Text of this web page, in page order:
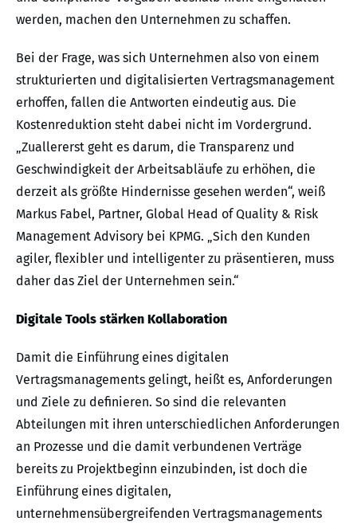
werden, machen den Unternehmen zu schaffen.
Bei der Frage, was sich Unternehmen also von einem
strukturierten und digitalisierten Vertragsmanagement
erhoffen, fallen die Antworten eindeutig aus. Die
Kostenreduktion steht dabei nicht im Vordergrund.
„Zuallererst geht es darum, die Transparenz und
Geschwindigkeit der Arbeitsabläufe zu erhöhen, die
derzeit als größte Hindernisse gesehen werden“, weiß
Markus Fabel, Partner, Global Head of Quality & Risk
Management Advisory bei KPMG. „Sich den Kunden
agiler, flexibler und intelligenter zu präsentieren, muss
daher das Ziel der Unternehmen sein.“
Digitale Tools stärken Kollaboration
Damit die Einführung eines digitalen
Vertragsmanagements gelingt, heißt es, Anforderungen
und Ziele zu definieren. So sind die relevanten
Abteilungen mit ihren unterschiedlichen Anforderungen
an Prozesse und die damit verbundenen Verträge
bereits zu Projektbeginn einzubinden, ist doch die
Einführung eines digitalen,
unternehmensübergreifenden Vertragsmanagements